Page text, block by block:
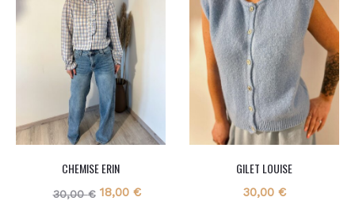
CHEMISE ERIN
30,00€ Le
18,00 €Le
GILET LOUISE
30,00 €